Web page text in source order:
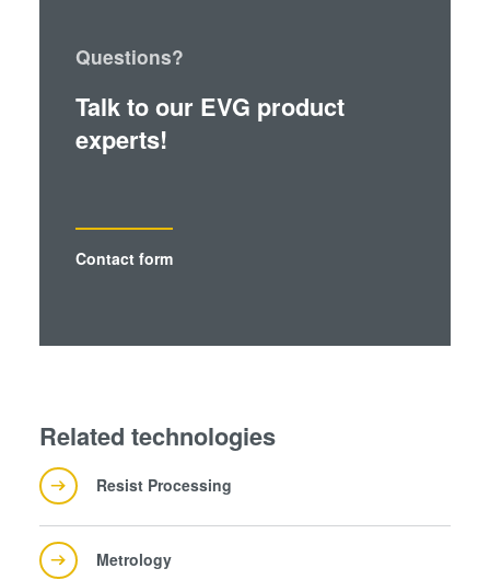
Talk to our EVG product
experts!
Questions?
Contact form
Related technologies
Resist Processing
Metrology